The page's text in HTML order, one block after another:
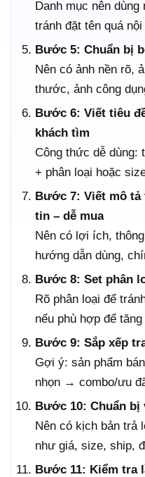
Danh mục nên
tránh đặt tên quá nội
Bước 5: Chuẩn bị
Nên có ảnh nền rõ,
thước, ảnh công
Bước 6: Viết tiêu
khách tìm
Công thức dễ dùng:
+ phân loại hoặc
Bước 7: Viết mô tả
tin – dễ mua
Nên có lợi ích,
hướng dẫn dùng,
Bước 8: Set phân
Rõ phân loại để
nếu phù hợp để
Bước 9: Sắp xếp
Gợi ý: sản phẩm
nhọn → combo/ưu
Bước 10: Chuẩn bị
Nên có kịch bản trả
như giá, size, ship,
Bước 11: Kiểm tra